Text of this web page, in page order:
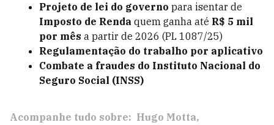
Projeto de lei do governo para isentar de
Imposto de Renda quem ganha até R$ 5 mil
por mês a partir de 2026 (PL 1087/25)
Regulamentação do trabalho por aplicativo
Combate a fraudes do Instituto Nacional do
Seguro Social (INSS)
Acompanhe tudo sobre: Hugo Motta